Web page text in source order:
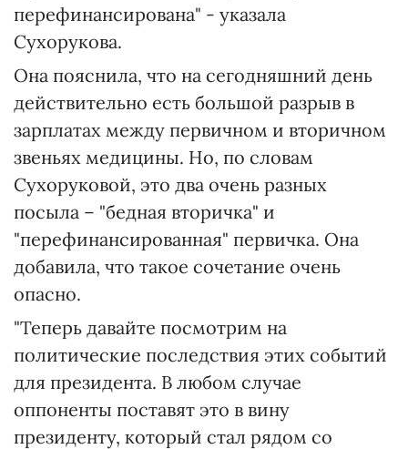
перефинансирована" - указала
Сухорукова.
Она пояснила, что на сегодняшний день
действительно есть большой разрыв в
зарплатах между первичном и вторичном
звеньях медицины. Но, по словам
Сухоруковой, это два очень разных
посыла – "бедная вторичка" и
"перефинансированная" первичка. Она
добавила, что такое сочетание очень
опасно.
"Теперь давайте посмотрим на
политические последствия этих событий
для президента. В любом случае
оппоненты поставят это в вину
президенту, который стал рядом со